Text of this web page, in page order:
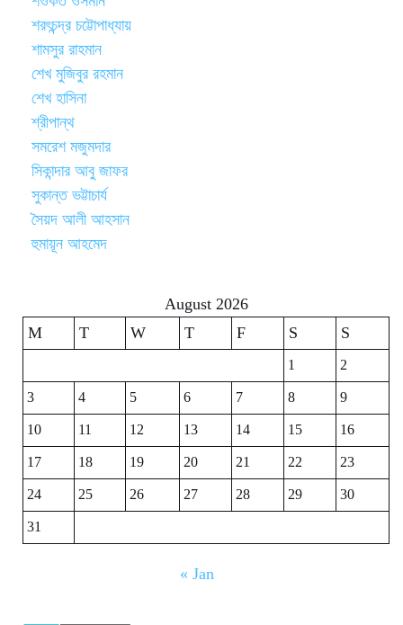
শরৎচন্দ্র চট্টোপাধ্যায়
শামসুর রাহমান
শেখ মুজিবুর রহমান
শেখ হাসিনা
শ্রীপান্থ
সমরেশ মজুমদার
সিকান্দার আবু জাফর
সুকান্ত ভট্টাচার্য
সৈয়দ আলী আহসান
হুমায়ূন আহমেদ
August 2026
M
T W T F S S
1
2
3
4 5 6 7 8
9
10
11 12 13 14 15
16
17
18 19 20 21 22
23
24
25 26 27 28 29
30
31
« Jan